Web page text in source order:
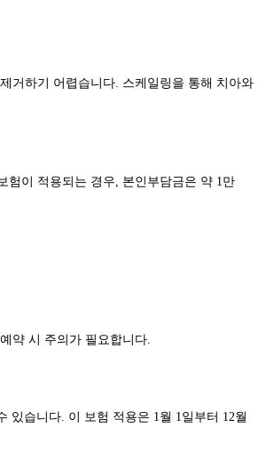
거하기 어렵습니다. 스케일링을 통해 치아와
험이 적용되는 경우, 본인부담금은 약 1만
약 시 주의가 필요합니다.
있습니다. 이 보험 적용은 1월 1일부터 12월